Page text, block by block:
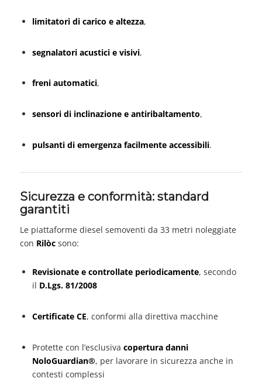
limitatori di carico e altezza,
segnalatori acustici e visivi,
freni automatici,
sensori di inclinazione e antiribaltamento,
pulsanti di emergenza facilmente accessibili.
Sicurezza e conformità: standard
garantiti
Le piattaforme diesel semoventi da 33 metri noleggiate
con Rilòcsono:
Revisionate e controllate periodicamente, secondo
il D.Lgs. 81/2008
Certificate CE, conformi alla direttiva macchine
Protette con l’esclusiva copertura danni
NoloGuardian®, per lavorare in sicurezza anche in
contesti complessi